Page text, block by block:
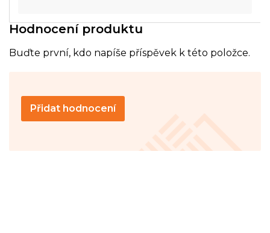
Hodnocení produktu
Buďte první, kdo napíše příspěvek k této položce.
Přidat hodnocení